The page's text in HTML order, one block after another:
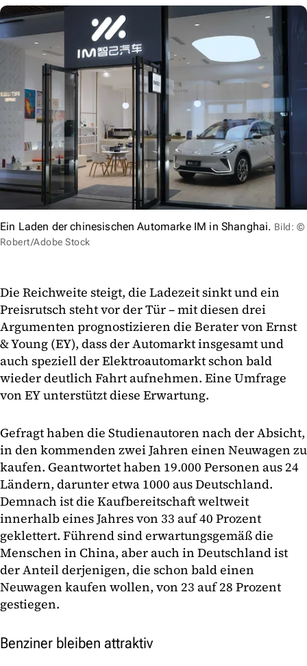
Ein Laden der chinesischen Automarke IM in Shanghai. Bild: ©
Robert/Adobe Stock
Die Reichweite steigt, die Ladezeit sinkt und ein
Preisrutsch steht vor der Tür – mit diesen drei
Argumenten prognostizieren die Berater von Ernst
& Young (EY), dass der Automarkt insgesamt und
auch speziell der Elektroautomarkt schon bald
wieder deutlich Fahrt aufnehmen. Eine Umfrage
von EY unterstützt diese Erwartung.
Gefragt haben die Studienautoren nach der Absicht,
in den kommenden zwei Jahren einen Neuwagen zu
kaufen. Geantwortet haben 19.000 Personen aus 24
Ländern, darunter etwa 1000 aus Deutschland.
Demnach ist die Kaufbereitschaft weltweit
innerhalb eines Jahres von 33 auf 40 Prozent
geklettert. Führend sind erwartungsgemäß die
Menschen in China, aber auch in Deutschland ist
der Anteil derjenigen, die schon bald einen
Neuwagen kaufen wollen, von 23 auf 28 Prozent
gestiegen.
Benziner bleiben attraktiv